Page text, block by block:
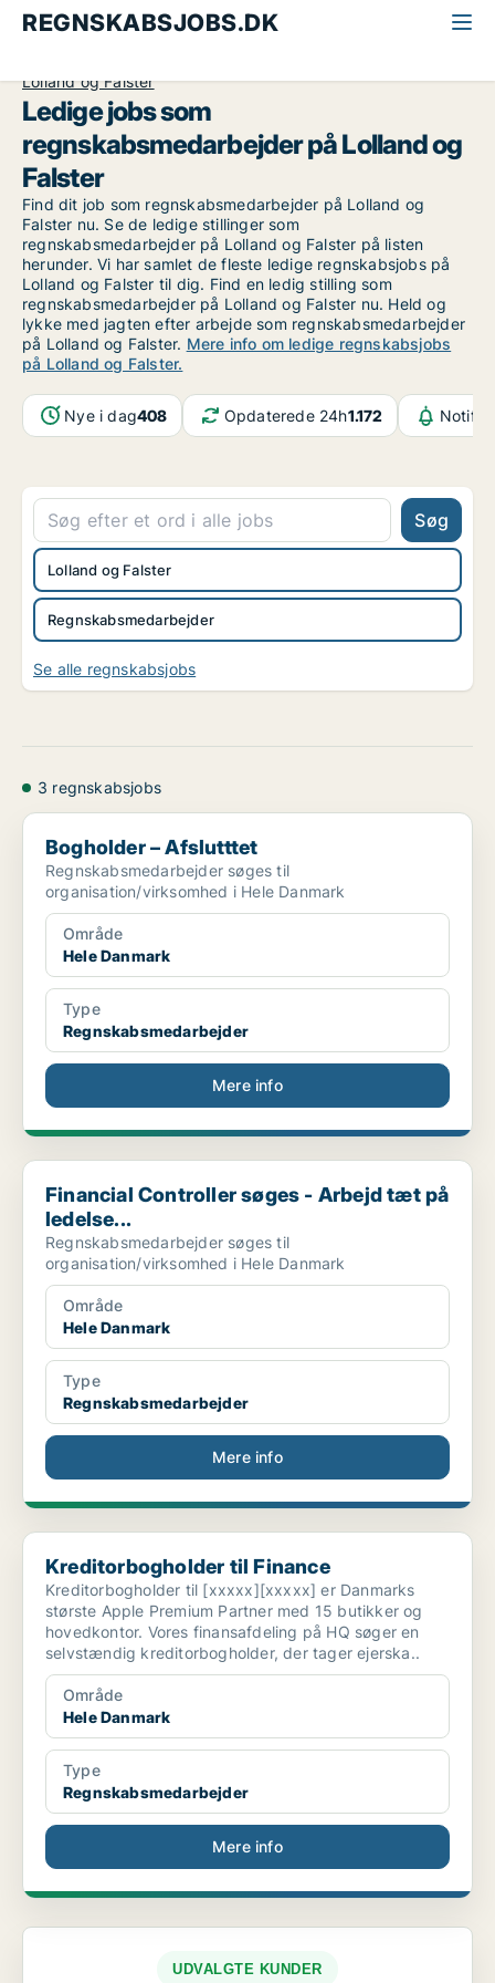
REGNSKABSJOBS.DK
Lolland og Falster
Ledige jobs som
regnskabsmedarbejder på Lolland og
Falster
Find dit job som regnskabsmedarbejder på Lolland og
Falster nu. Se de ledige stillinger som
regnskabsmedarbejder på Lolland og Falster på listen
herunder. Vi har samlet de fleste ledige regnskabsjobs på
Lolland og Falster til dig. Find en ledig stilling som
regnskabsmedarbejder på Lolland og Falster nu. Held og
lykke med jagten efter arbejde som regnskabsmedarbejder
på Lolland og Falster. Mere info om ledige regnskabsjobs
på Lolland og Falster.
Nye i dag408 Opdaterede 24h1.172
Søg
Regnskabsmedarbejder
Lolland og Falster
Se alle regnskabsjobs
3 regnskabsjobs
Bogholder – Afslutttet
Bogholder – Afslutttet
Regnskabsmedarbejder søges til
organisation/virksomhed i Hele Danmark
Område
Hele Danmark
Type
Regnskabsmedarbejder
Mere info
Financial Controller søges - Arbejd tæt på ledelse...
Financial Controller søges - Arbejd tæt på
ledelse...
Regnskabsmedarbejder søges til
organisation/virksomhed i Hele Danmark
Område
Hele Danmark
Type
Regnskabsmedarbejder
Mere info
Kreditorbogholder til Finance
Kreditorbogholder til Finance
Kreditorbogholder til [xxxxx][xxxxx] er Danmarks
største Apple Premium Partner med 15 butikker og
hovedkontor. Vores finansafdeling på HQ søger en
selvstændig kreditorbogholder, der tager ejerska..
Område
Hele Danmark
Type
Regnskabsmedarbejder
Mere info
UDVALGTE KUNDER